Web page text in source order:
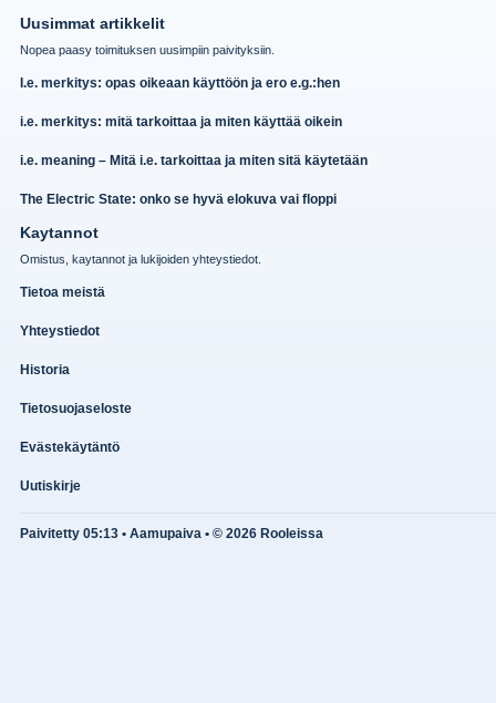
Uusimmat artikkelit
Nopea paasy toimituksen uusimpiin paivityksiin.
I.e. merkitys: opas oikeaan käyttöön ja ero e.g.:hen
i.e. merkitys: mitä tarkoittaa ja miten käyttää oikein
i.e. meaning – Mitä i.e. tarkoittaa ja miten sitä käytetään
The Electric State: onko se hyvä elokuva vai floppi
Kaytannot
Omistus, kaytannot ja lukijoiden yhteystiedot.
Tietoa meistä
Yhteystiedot
Historia
Tietosuojaseloste
Evästekäytäntö
Uutiskirje
Paivitetty 05:13 • Aamupaiva • © 2026 Rooleissa